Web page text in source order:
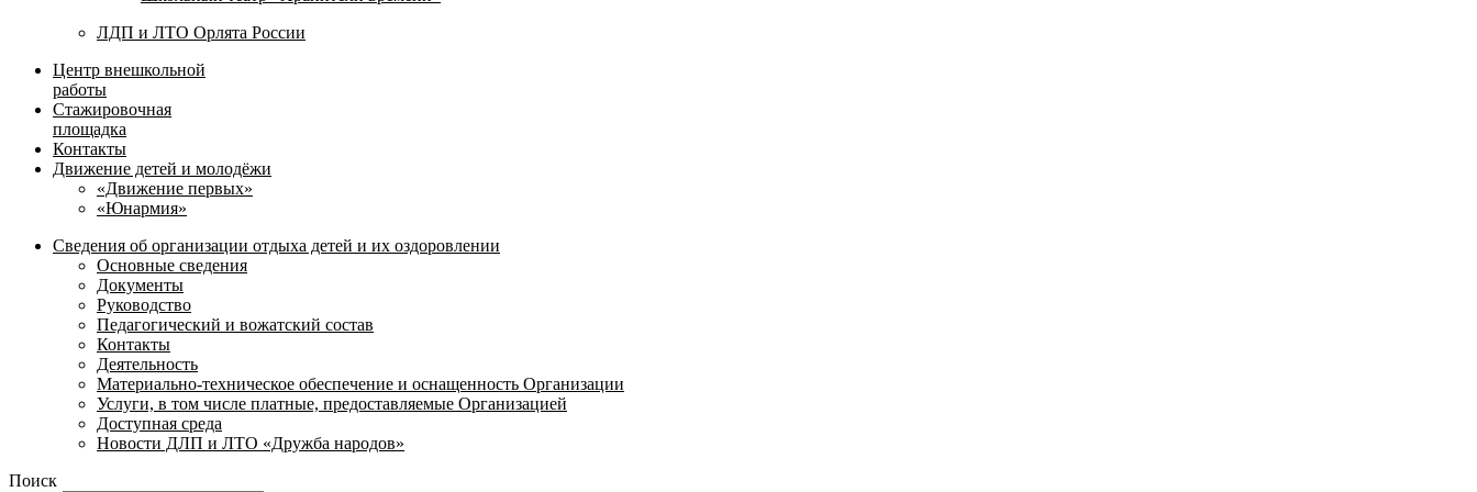
ЛДП и ЛТО Орлята России
Центр внешкольной
работы
Стажировочная
площадка
Контакты
Движение детей и молодёжи
«Движение первых»
«Юнармия»
Сведения об организации отдыха детей и их оздоровлении
Основные сведения
Документы
Руководство
Педагогический и вожатский состав
Контакты
Деятельность
Материально-техническое обеспечение и оснащенность Организации
Услуги, в том числе платные, предоставляемые Организацией
Доступная среда
Новости ДЛП и ЛТО «Дружба народов»
Поиск